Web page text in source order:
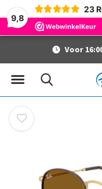
9,8
23
Voor